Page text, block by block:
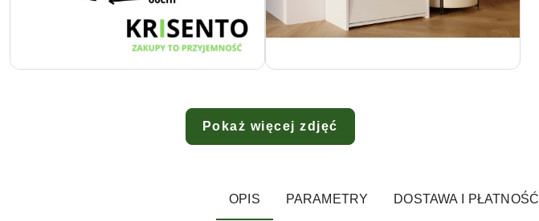
Pokaż więcej zdjęć
OPIS PARAMETRY DOSTAWA I PŁATNOŚĆ